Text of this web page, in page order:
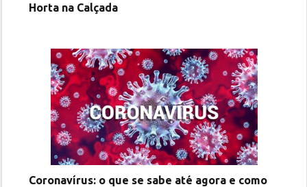
Horta na Calçada
Coronavírus: o que se sabe até agora e como